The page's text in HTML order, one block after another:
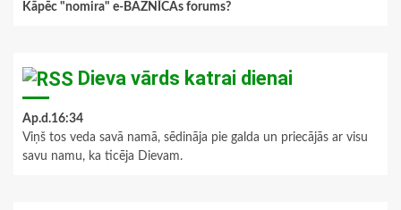
Kāpēc "nomira" e-BAZNĪCAs forums?
Dieva vārds katrai dienai
Ap.d.16:34
Viņš tos veda savā namā, sēdināja pie galda un priecājās ar visu
savu namu, ka ticēja Dievam.